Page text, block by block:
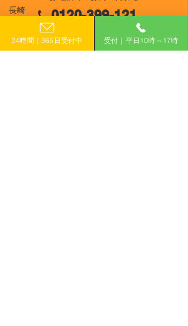
長崎
大分
助金0120-399-121
（平日10:00−17:00）
24時間｜365日受付中 受付｜平日10時～17時